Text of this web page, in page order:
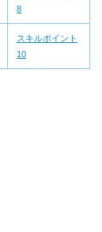
8
スキルポイント
10